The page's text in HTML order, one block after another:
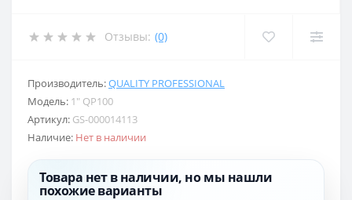
Отзывы: (0)
Производитель:QUALITY PROFESSIONAL
Модель: 1″ QP100
Артикул: GS-000014113
Наличие: Нет в наличии
Товара нет в наличии, но мы нашли
похожие варианты